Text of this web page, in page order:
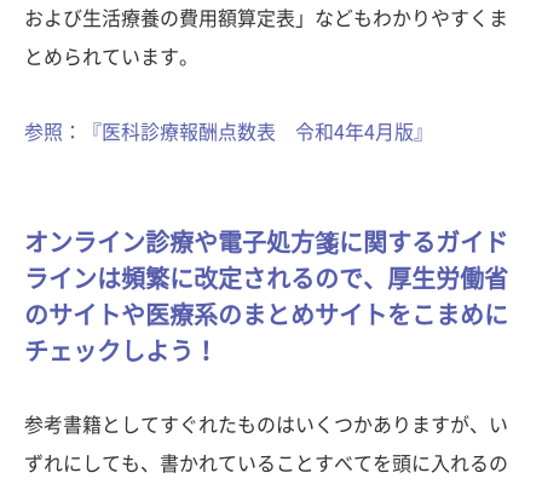
および生活療養の費用額算定表」などもわかりやすくま
とめられています。
参照：『医科診療報酬点数表 令和4年4月版』
オンライン診療や電子処方箋に関するガイド
ラインは頻繁に改定されるので、厚生労働省
のサイトや医療系のまとめサイトをこまめに
チェックしよう！
参考書籍としてすぐれたものはいくつかありますが、い
ずれにしても、書かれていることすべてを頭に入れるの